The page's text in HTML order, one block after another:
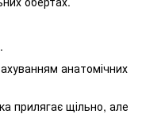
анатомічних
прилягає щільно, але